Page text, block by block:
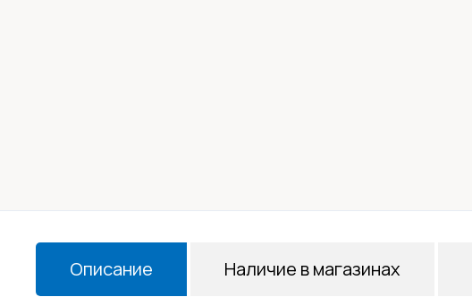
Описание Наличие в магазинах